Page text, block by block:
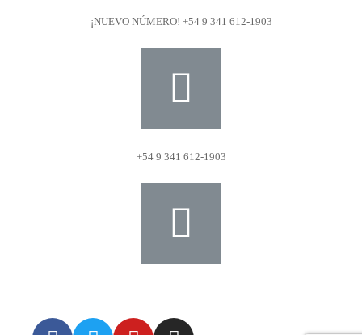
¡NUEVO NÚMERO! +54 9 341 612-1903
+54 9 341 612-1903